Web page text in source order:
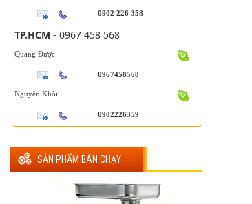
0902 226 358
TP.HCM - 0967 458 568
Quang Được
0967458568
Nguyên Khôi
0902226359
SẢN PHẨM BÁN CHẠY